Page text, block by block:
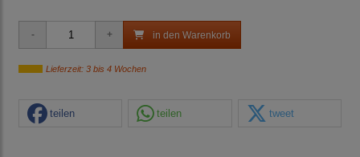
in den Warenkorb
Lieferzeit: 3 bis 4 Wochen
teilen teilen tweet